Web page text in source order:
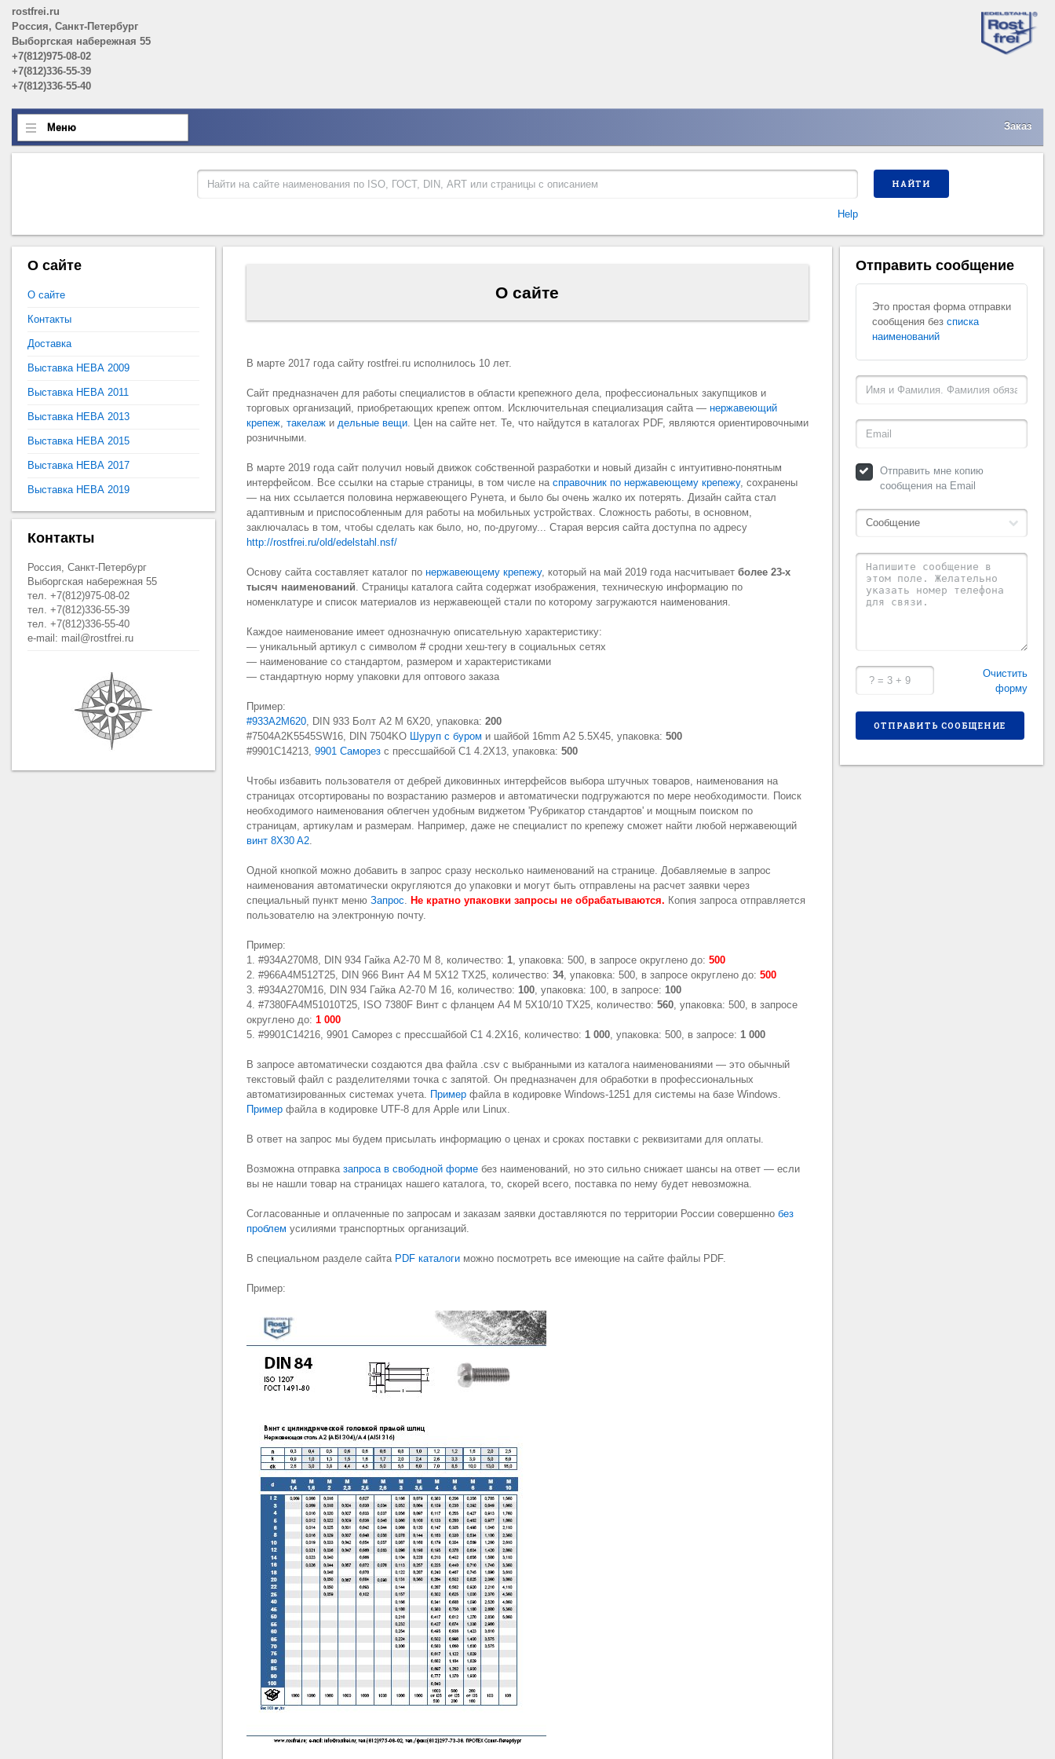
rostfrei.ru
Россия, Санкт-Петербург
Выборгская набережная 55
+7(812)975-08-02
+7(812)336-55-39
+7(812)336-55-40
Меню Заказ
Help
НАЙТИ
О сайте
В марте 2017 года сайту rostfrei.ru исполнилось 10 лет.
Сайт предназначен для работы специалистов в области крепежного дела, профессиональных закупщиков и
торговых организаций, приобретающих крепеж оптом. Исключительная специализация сайта — нержавеющий
крепеж, такелажи дельные вещи. Цен на сайте нет. Те, что найдутся в каталогах PDF, являются ориентировочными
розничными.
В марте 2019 года сайт получил новый движок собственной разработки и новый дизайн с интуитивно-понятным
интерфейсом. Все ссылки на старые страницы, в том числе на справочник по нержавеющему крепежу, сохранены
— на них ссылается половина нержавеющего Рунета, и было бы очень жалко их потерять. Дизайн сайта стал
адаптивным и приспособленным для работы на мобильных устройствах. Сложность работы, в основном,
заключалась в том, чтобы сделать как было, но, по-другому... Старая версия сайта доступна по адресу
http://rostfrei.ru/old/edelstahl.nsf/
Основу сайта составляет каталог по нержавеющему крепежу, который на май 2019 года насчитывает более 23-х
тысяч наименований. Страницы каталога сайта содержат изображения, техническую информацию по
номенклатуре и список материалов из нержавеющей стали по которому загружаются наименования.
Каждое наименование имеет однозначную описательную характеристику:
— уникальный артикул с символом # сродни хеш-тегу в социальных сетях
— наименование со стандартом, размером и характеристиками
— стандартную норму упаковки для оптового заказа
Пример:
#933A2M620, DIN 933 Болт A2 M 6X20, упаковка: 200
#7504A2K5545SW16, DIN 7504KO Шуруп с буром и шайбой 16mm A2 5.5X45, упаковка: 500
#9901C14213, 9901 Саморезс прессшайбой C1 4.2X13, упаковка: 500
Чтобы избавить пользователя от дебрей диковинных интерфейсов выбора штучных товаров, наименования на
страницах отсортированы по возрастанию размеров и автоматически подгружаются по мере необходимости. Поиск
необходимого наименования облегчен удобным виджетом 'Рубрикатор стандартов' и мощным поиском по
страницам, артикулам и размерам. Например, даже не специалист по крепежу сможет найти любой нержавеющий
винт 8X30 A2.
Одной кнопкой можно добавить в запрос сразу несколько наименований на странице. Добавляемые в запрос
наименования автоматически округляются до упаковки и могут быть отправлены на расчет заявки через
специальный пункт меню Запрос. Не кратно упаковки запросы не обрабатываются. Копия запроса отправляется
пользователю на электронную почту.
Пример:
1. #934A270M8, DIN 934 Гайка A2-70 M 8, количество: 1, упаковка: 500, в запросе округлено до: 500
2. #966A4M512T25, DIN 966 Винт A4 M 5X12 TX25, количество: 34, упаковка: 500, в запросе округлено до: 500
3. #934A270M16, DIN 934 Гайка A2-70 M 16, количество: 100, упаковка: 100, в запросе: 100
4. #7380FA4M51010T25, ISO 7380F Винт с фланцем A4 M 5X10/10 TX25, количество: 560, упаковка: 500, в запросе
округлено до: 1 000
5. #9901C14216, 9901 Саморез с прессшайбой C1 4.2X16, количество: 1 000, упаковка: 500, в запросе: 1 000
В запросе автоматически создаются два файла .csv с выбранными из каталога наименованиями — это обычный
текстовый файл с разделителями точка с запятой. Он предназначен для обработки в профессиональных
автоматизированных системах учета. Примерфайла в кодировке Windows-1251 для системы на базе Windows.
Примерфайла в кодировке UTF-8 для Apple или Linux.
В ответ на запрос мы будем присылать информацию о ценах и сроках поставки с реквизитами для оплаты.
Возможна отправка запроса в свободной формебез наименований, но это сильно снижает шансы на ответ — если
вы не нашли товар на страницах нашего каталога, то, скорей всего, поставка по нему будет невозможна.
Согласованные и оплаченные по запросам и заказам заявки доставляются по территории России совершенно без
проблем усилиями транспортных организаций.
В специальном разделе сайта PDF каталогиможно посмотреть все имеющие на сайте файлы PDF.
Пример:
О сайте
О сайте
Контакты
Доставка
Выставка НЕВА 2009
Выставка НЕВА 2011
Выставка НЕВА 2013
Выставка НЕВА 2015
Выставка НЕВА 2017
Выставка НЕВА 2019
Контакты
Россия, Санкт-Петербург
Выборгская набережная 55
тел. +7(812)975-08-02
тел. +7(812)336-55-39
тел. +7(812)336-55-40
e-mail: mail@rostfrei.ru
Отправить сообщение
Это простая форма отправки
сообщения без списка
наименований
Отправить мне копию
сообщения на Email
Очистить
форму